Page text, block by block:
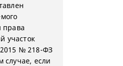
права
участок
№ 218-ФЗ
случае, если